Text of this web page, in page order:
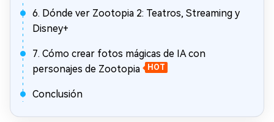
6. Dónde ver Zootopia 2: Teatros, Streaming y
Disney+
7. Cómo crear fotos mágicas de IA con
personajes de Zootopia
HOT
Conclusión